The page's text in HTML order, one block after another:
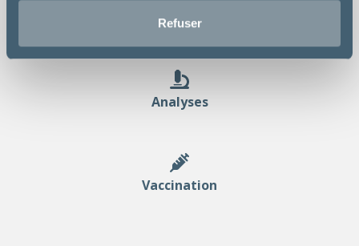
Refuser
Chirurgie
Analyses
Vaccination